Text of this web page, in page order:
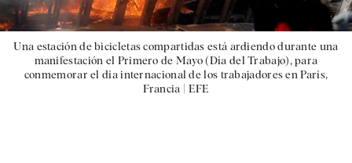
Una estación de bicicletas compartidas está ardiendo durante una
manifestación el Primero de Mayo (Día del Trabajo), para
conmemorar el día internacional de los trabajadores en París,
Francia | EFE